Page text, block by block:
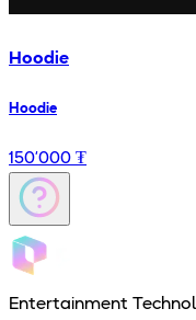
Hoodie
Hoodie
150’000 ₮
Entertainment